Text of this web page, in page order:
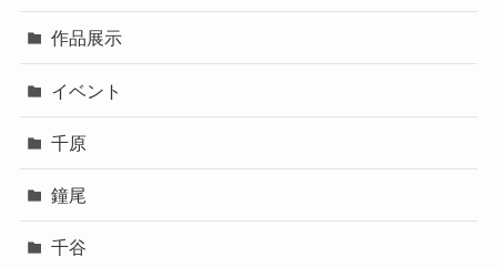
作品展示
イベント
千原
鐘尾
千谷